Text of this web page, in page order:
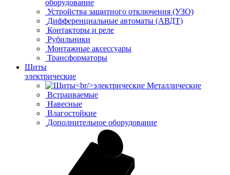
оборудование
Устройства защитного отключения (УЗО)
Дифференциальные автоматы (АВДТ)
Контакторы и реле
Рубильники
Монтажные аксессуары
Трансформаторы
Щиты
электрические
Металлические
Встраиваемые
Навесные
Влагостойкие
Дополнительное оборудование